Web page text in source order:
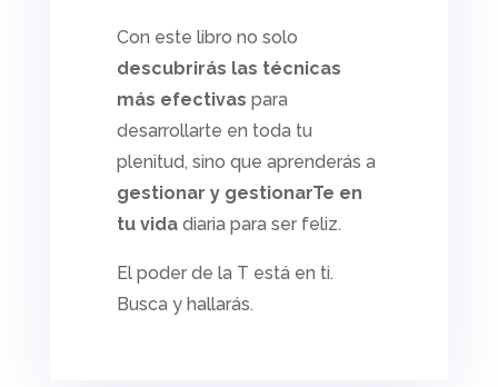
Con este libro no solo
descubrirás las técnicas
más efectivas para
desarrollarte en toda tu
plenitud, sino que aprenderás a
gestionar y gestionarTe en
tu vidadiaria para ser feliz.
El poder de la T está en ti.
Busca y hallarás.